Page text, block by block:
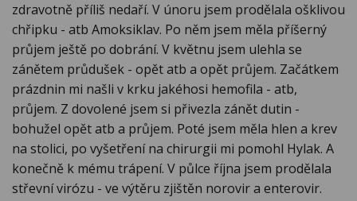
zdravotně příliš nedaří. V únoru jsem prodělala ošklivou
chřipku - atb Amoksiklav. Po něm jsem měla příšerný
průjem ještě po dobrání. V květnu jsem ulehla se
zánětem průdušek - opět atb a opět průjem. Začátkem
prázdnin mi našli v krku jakéhosi hemofila - atb,
průjem. Z dovolené jsem si přivezla zánět dutin -
bohužel opět atb a průjem. Poté jsem měla hlen a krev
na stolici, po vyšetření na chirurgii mi pomohl Hylak. A
konečně k mému trápení. V půlce října jsem prodělala
střevní virózu - ve výtěru zjištěn norovir a enterovir.